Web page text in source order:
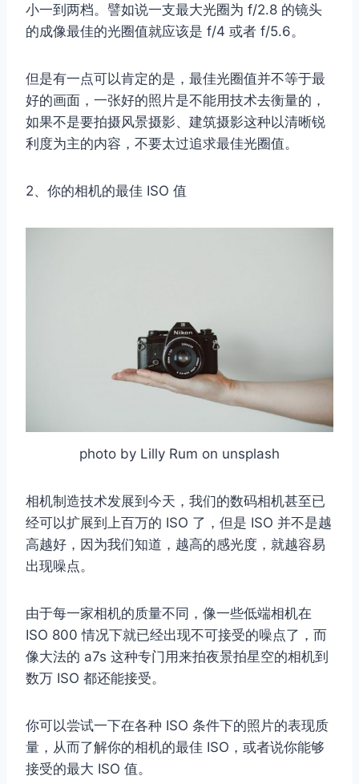
小一到两档。譬如说一支最大光圈为 f/2.8 的镜头
的成像最佳的光圈值就应该是 f/4 或者 f/5.6。
但是有一点可以肯定的是，最佳光圈值并不等于最
好的画面，一张好的照片是不能用技术去衡量的，
如果不是要拍摄风景摄影、建筑摄影这种以清晰锐
利度为主的内容，不要太过追求最佳光圈值。
2、你的相机的最佳 ISO 值
photo by Lilly Rum on unsplash
相机制造技术发展到今天，我们的数码相机甚至已
经可以扩展到上百万的 ISO 了，但是 ISO 并不是越
高越好，因为我们知道，越高的感光度，就越容易
出现噪点。
由于每一家相机的质量不同，像一些低端相机在
ISO 800 情况下就已经出现不可接受的噪点了，而
像大法的 a7s 这种专门用来拍夜景拍星空的相机到
数万 ISO 都还能接受。
你可以尝试一下在各种 ISO 条件下的照片的表现质
量，从而了解你的相机的最佳 ISO，或者说你能够
接受的最大 ISO 值。